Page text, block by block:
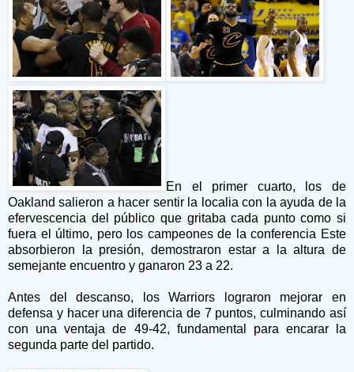
En el primer cuarto, los de
Oakland salieron a hacer sentir la localia con la ayuda de la
efervescencia del público que gritaba cada punto como si
fuera el último, pero los campeones de la conferencia Este
absorbieron la presión, demostraron estar a la altura de
semejante encuentro y ganaron 23 a 22.
Antes del descanso, los Warriors lograron mejorar en
defensa y hacer una diferencia de 7 puntos, culminando así
con una ventaja de 49-42, fundamental para encarar la
segunda parte del partido.